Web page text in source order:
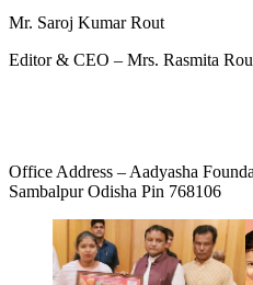
Mr. Saroj Kumar Rout
Editor & CEO – Mrs. Rasmita
Office Address – Aadyasha
Sambalpur Odisha Pin 768106